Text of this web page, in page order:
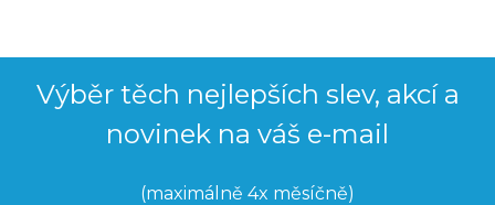
Výběr těch nejlepších slev, akcí a
novinek na váš e-mail
(maximálně 4x měsíčně)